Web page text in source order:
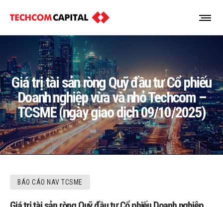
Giá trị tài sản ròng Quỹ đầu tư Cổ phiếu
Doanh nghiệp vừa và nhỏ Techcom –
TCSME (ngày giao dịch 09/10/2025)
BÁO CÁO NAV TCSME